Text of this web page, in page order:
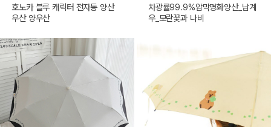
호노카 블루 캐릭터 전자동 양산
우산 양우산
차광률99.9%암막명화양산_남계
우_모란꽃과 나비